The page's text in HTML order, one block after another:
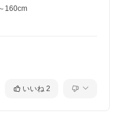
160cm
いいね 2